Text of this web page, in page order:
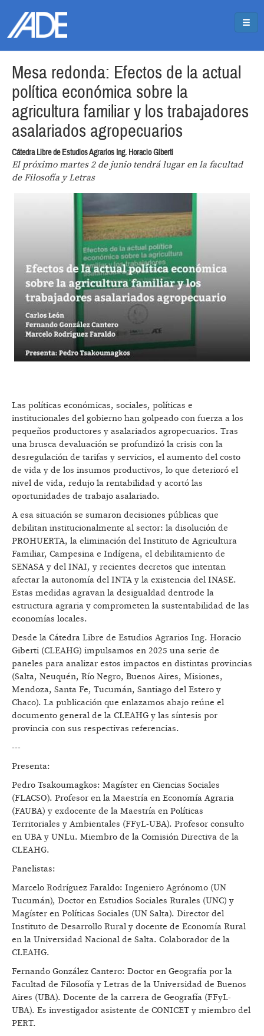
Mesa redonda: Efectos de la actual
política económica sobre la
agricultura familiar y los trabajadores
asalariados agropecuarios
Cátedra Libre de Estudios Agrarios Ing. Horacio Giberti
El próximo martes 2 de junio tendrá lugar en la facultad
de Filosofía y Letras
Las políticas económicas, sociales, políticas e
institucionales del gobierno han golpeado con fuerza a los
pequeños productores y asalariados agropecuarios. Tras
una brusca devaluación se profundizó la crisis con la
desregulación de tarifas y servicios, el aumento del costo
de vida y de los insumos productivos, lo que deterioró el
nivel de vida, redujo la rentabilidad y acortó las
oportunidades de trabajo asalariado.
A esa situación se sumaron decisiones públicas que
debilitan institucionalmente al sector: la disolución de
PROHUERTA, la eliminación del Instituto de Agricultura
Familiar, Campesina e Indígena, el debilitamiento de
SENASA y del INAI, y recientes decretos que intentan
afectar la autonomía del INTA y la existencia del INASE.
Estas medidas agravan la desigualdad dentrode la
estructura agraria y comprometen la sustentabilidad de las
economías locales.
Desde la Cátedra Libre de Estudios Agrarios Ing. Horacio
Giberti (CLEAHG) impulsamos en 2025 una serie de
paneles para analizar estos impactos en distintas provincias
(Salta, Neuquén, Río Negro, Buenos Aires, Misiones,
Mendoza, Santa Fe, Tucumán, Santiago del Estero y
Chaco). La publicación que enlazamos abajo reúne el
documento general de la CLEAHG y las síntesis por
provincia con sus respectivas referencias.
---
Presenta:
Pedro Tsakoumagkos: Magíster en Ciencias Sociales
(FLACSO). Profesor en la Maestría en Economía Agraria
(FAUBA) y exdocente de la Maestría en Políticas
Territoriales y Ambientales (FFyL-UBA). Profesor consulto
en UBA y UNLu. Miembro de la Comisión Directiva de la
CLEAHG.
Panelistas:
Marcelo Rodríguez Faraldo: Ingeniero Agrónomo (UN
Tucumán), Doctor en Estudios Sociales Rurales (UNC) y
Magíster en Políticas Sociales (UN Salta). Director del
Instituto de Desarrollo Rural y docente de Economía Rural
en la Universidad Nacional de Salta. Colaborador de la
CLEAHG.
Fernando González Cantero: Doctor en Geografía por la
Facultad de Filosofía y Letras de la Universidad de Buenos
Aires (UBA). Docente de la carrera de Geografía (FFyL-
UBA). Es investigador asistente de CONICET y miembro del
PERT.